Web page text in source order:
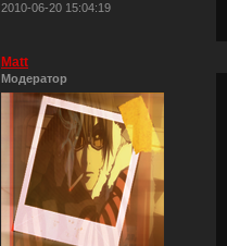
2010-06-20 15:04:19
Matt
Модератор